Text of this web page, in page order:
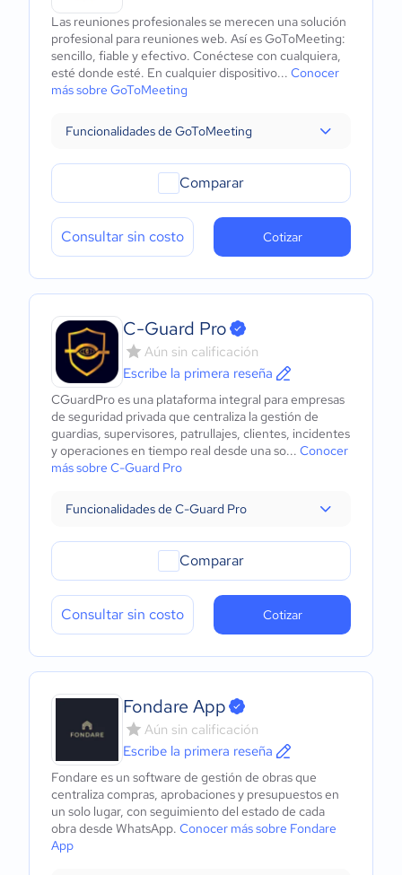
Las reuniones profesionales se merecen una solución
profesional para reuniones web. Así es GoToMeeting:
sencillo, fiable y efectivo. Conéctese con cualquiera,
esté donde esté. En cualquier dispositivo... Conocer
más sobre GoToMeeting
Funcionalidades de GoToMeeting
Comparar
Consultar sin costo Cotizar
C-Guard Pro
Aún sin calificación
Escribe la primera reseña
CGuardPro es una plataforma integral para empresas
de seguridad privada que centraliza la gestión de
guardias, supervisores, patrullajes, clientes, incidentes
y operaciones en tiempo real desde una so... Conocer
más sobre C-Guard Pro
Funcionalidades de C-Guard Pro
Comparar
Consultar sin costo Cotizar
Fondare App
Aún sin calificación
Escribe la primera reseña
Fondare es un software de gestión de obras que
centraliza compras, aprobaciones y presupuestos en
un solo lugar, con seguimiento del estado de cada
obra desde WhatsApp. Conocer más sobre Fondare
App